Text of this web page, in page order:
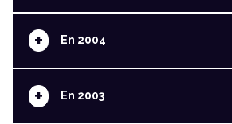
+ En 2004
+ En 2003